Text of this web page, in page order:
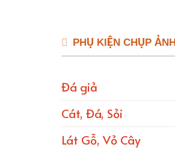
PHỤ KIỆN CHỤP ẢNH
Đá giả
Cát, Đá, Sỏi
Lát Gỗ, Vỏ Cây